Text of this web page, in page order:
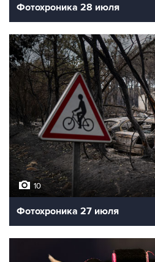
Фотохроника 28 июля
10
Фотохроника 27 июля